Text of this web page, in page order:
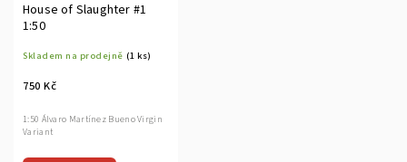
House of Slaughter #1
1:50
Skladem na prodejně (1 ks)
750 Kč
1:50 Álvaro Martínez Bueno Virgin
Variant